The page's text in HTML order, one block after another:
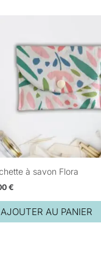
à savon Flora
€
AJOUTER AU PANIER